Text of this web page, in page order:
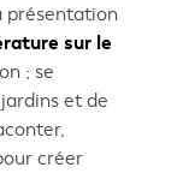
présentation
sur le
; se
et de
créer